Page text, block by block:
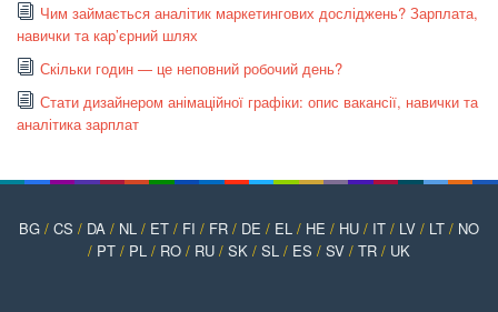
Чим займається аналітик маркетингових досліджень? Зарплата,
навички та кар’єрний шлях
Скільки годин — це неповний робочий день?
Стати дизайнером анімаційної графіки: опис вакансії, навички та
аналітика зарплат
BG / CS / DA / NL / ET / FI / FR / DE / EL / HE / HU / IT / LV / LT / NO
/ PT / PL / RO / RU / SK / SL / ES / SV / TR / UK